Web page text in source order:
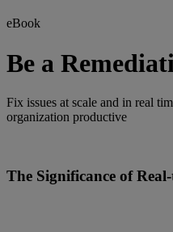
eBook
Be a
Fix issues at scale and in real
organization productive
The Significance of